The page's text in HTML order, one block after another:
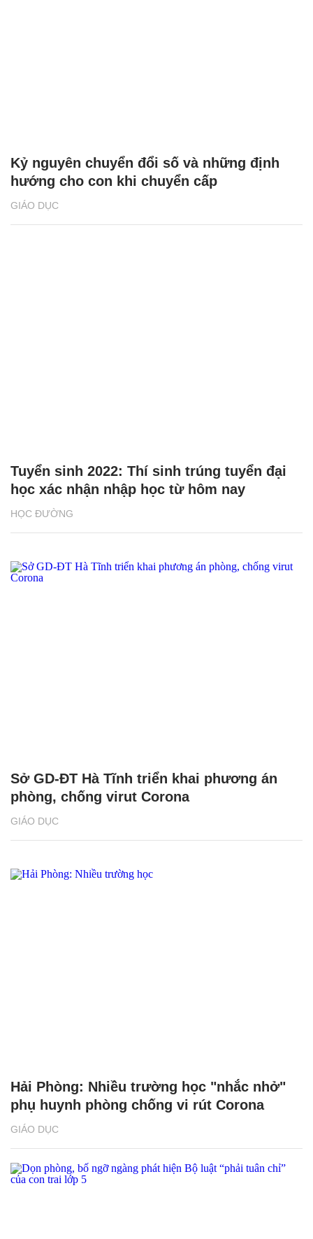
GIÁO DỤC
Kỷ nguyên chuyển đổi số và những định
hướng cho con khi chuyển cấp
HỌC ĐƯỜNG
Tuyển sinh 2022: Thí sinh trúng tuyển đại
học xác nhận nhập học từ hôm nay
GIÁO DỤC
Sở GD-ĐT Hà Tĩnh triển khai phương án
phòng, chống virut Corona
GIÁO DỤC
Hải Phòng: Nhiều trường học "nhắc nhở"
phụ huynh phòng chống vi rút Corona